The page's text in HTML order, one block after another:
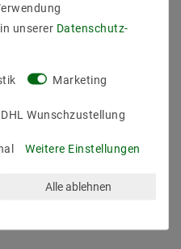
ohne
unserer Daten­schutz­
Marketing
DHL Wunschzustellung
Weitere Einstellungen
Alle ablehnen